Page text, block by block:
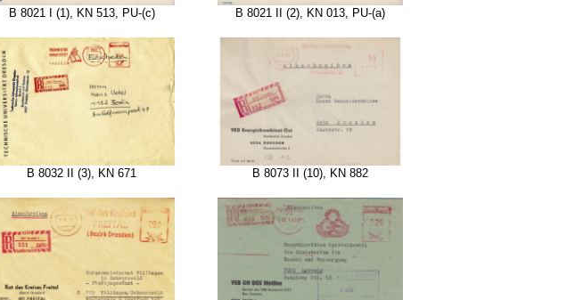
B 8021 I (1), KN 513, PU-(c) B 8021 II (2), KN 013, PU-(a)
B 8032 II (3), KN 671 B 8073 II (10), KN 882